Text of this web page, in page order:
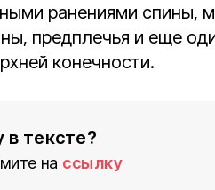
ранениями спины,
предплечья и еще
конечности.
тексте?
на ссылку